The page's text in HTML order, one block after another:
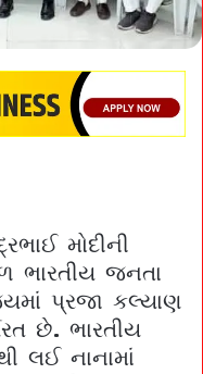
મોદીની
ભારતીય જનતા
પ્રજા કલ્યાણ
છે. ભારતીય
લઈ નાનામાં